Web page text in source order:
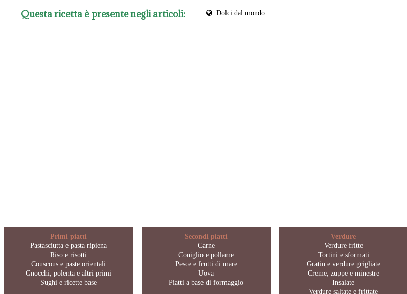
Questa ricetta è presente negli articoli: Dolci dal mondo
Primi piatti
Pastasciutta e pasta ripiena
Riso e risotti
Couscous e paste orientali
Gnocchi, polenta e altri primi
Sughi e ricette base
Secondi piatti
Carne
Coniglio e pollame
Pesce e frutti di mare
Uova
Piatti a base di formaggio
Verdure
Verdure fritte
Tortini e sformati
Gratin e verdure grigliate
Creme, zuppe e minestre
Insalate
Verdure saltate e frittate